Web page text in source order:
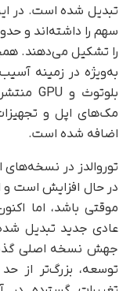
تبدیل شده است. در
سهم را داشته‌اند و
را تشکیل می‌دهند.
اضافه شده است.
توروالدز در نسخه‌های
در حال افزایش است و
موقتی باشد، اما
عادی جدید تبدیل
جهش نسخه اصلی
توسعه، بزرگ‌تر از